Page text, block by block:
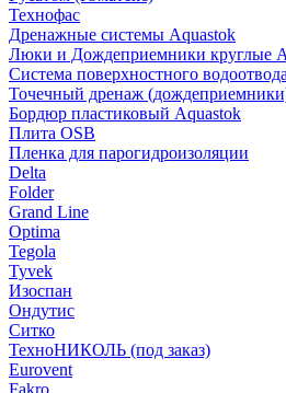
Технофас
Дренажные системы Aquastok
Люки и Дождеприемники круглые
Система поверхностного
Точечный дренаж
Бордюр пластиковый Aquastok
Плита OSB
Пленка для парогидроизоляции
Delta
Folder
Grand Line
Optima
Tegola
Tyvek
Изоспан
Ондутис
Ситко
ТехноНИКОЛЬ (под заказ)
Eurovent
Fakro